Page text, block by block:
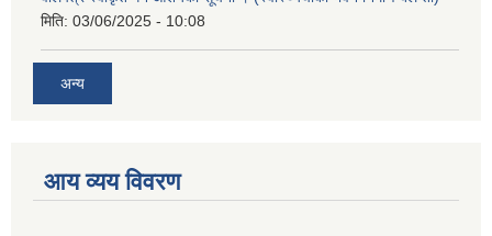
मिति: 03/06/2025 - 10:08
अन्य
आय व्यय विवरण